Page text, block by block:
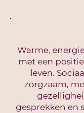
Warme,
met een
leven.
zorgzaam,
gesprekken en